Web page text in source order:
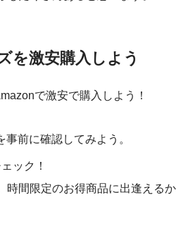
を激安購入しよう
で激安で購入しよう！
事前に確認してみよう。
ック！
時間限定のお得商品に出逢えるか